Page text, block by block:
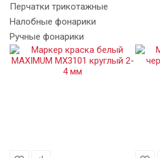
Перчатки трикотажные
Налобные фонарики
Ручные фонарики